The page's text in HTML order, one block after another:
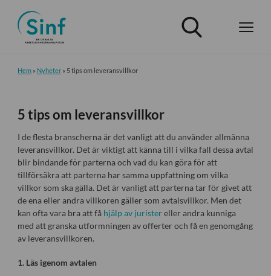
Hem» Nyheter» 5 tips om leveransvillkor
5 tips om leveransvillkor
I de flesta branscherna är det vanligt att du använder allmänna
leveransvillkor. Det är viktigt att känna till i vilka fall dessa avtal
blir bindande för parterna och vad du kan göra för att
tillförsäkra att parterna har samma uppfattning om vilka
villkor som ska gälla. Det är vanligt att parterna tar för givet att
de ena eller andra villkoren gäller som avtalsvillkor. Men det
kan ofta vara bra att få hjälp av juristereller andra kunniga
med att granska utformningen av offerter och få en genomgång
av leveransvillkoren.
1. Läs igenom avtalen